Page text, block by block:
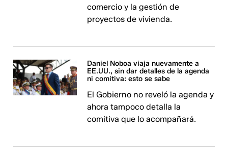
comercio y la gestión de
proyectos de vivienda.
Daniel Noboa viaja nuevamente a
EE.UU., sin dar detalles de la agenda
ni comitiva: esto se sabe
El Gobierno no reveló la agenda y
ahora tampoco detalla la
comitiva que lo acompañará.